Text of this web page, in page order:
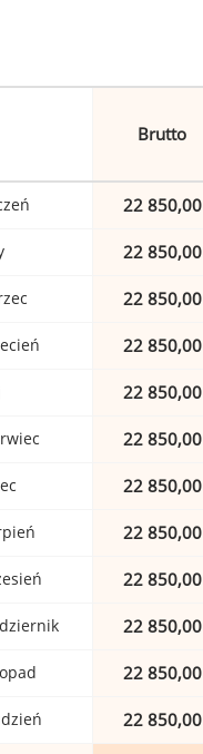
Brutto
22 850,00
22 850,00
22 850,00
22 850,00
22 850,00
22 850,00
22 850,00
22 850,00
22 850,00
22 850,00
22 850,00
22 850,00